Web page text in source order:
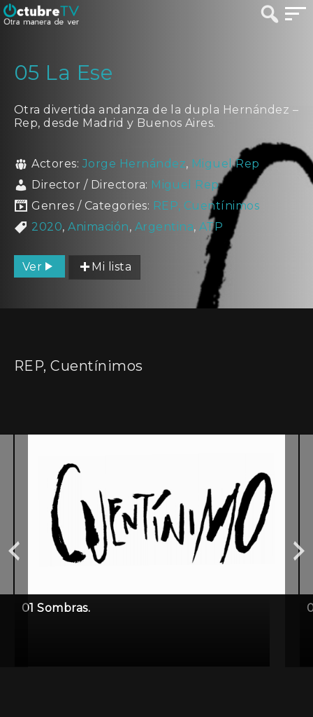
05 La Ese
Otra divertida andanza de la dupla Hernández –
Rep, desde Madrid y Buenos Aires.
Actores: Jorge Hernández, Miguel Rep
Director / Directora: Miguel Rep
Genres / Categories: REP, Cuentínimos
2020,Animación, Argentina, ATP
Ver Mi lista
REP, Cuentínimos
01 Sombras.